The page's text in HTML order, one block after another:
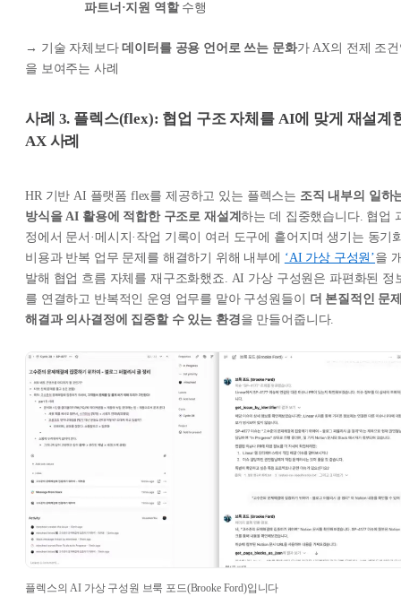
파트너·지원 역할수행
→ 기술 자체보다데이터를 공용 언어로 쓰는 문화가 AX의 전제 조
을 보여주는 사례
사례 3. 플렉스(flex): 협업 구조 자체를 AI에 맞게 재설계
AX 사례
HR 기반 AI 플랫폼 flex를 제공하고 있는 플렉스는 조직 내부의 일하
방식을 AI 활용에 적합한 구조로 재설계하는 데 집중했습니다. 협업
정에서 문서·메시지·작업 기록이 여러 도구에 흩어지며 생기는 동기
비용과 반복 업무 문제를 해결하기 위해 내부에 ‘AI 가상 구성원’을
발해 협업 흐름 자체를 재구조화했죠. AI 가상 구성원은 파편화된 정
를 연결하고 반복적인 운영 업무를 맡아 구성원들이 더 본질적인 문
해결과 의사결정에 집중할 수 있는 환경을 만들어줍니다.
플렉스의 AI 가상 구성원 브룩 포드(Brooke Ford)입니다